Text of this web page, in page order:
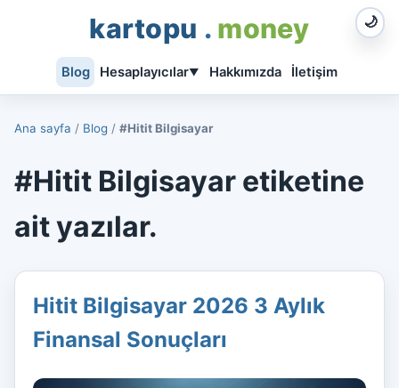
kartopu . money 🌙
Blog Hesaplayıcılar▼ Hakkımızda İletişim
Ana sayfa / Blog / #Hitit Bilgisayar
#Hitit Bilgisayar etiketine
ait yazılar.
Hitit Bilgisayar 2026 3 Aylık
Finansal Sonuçları